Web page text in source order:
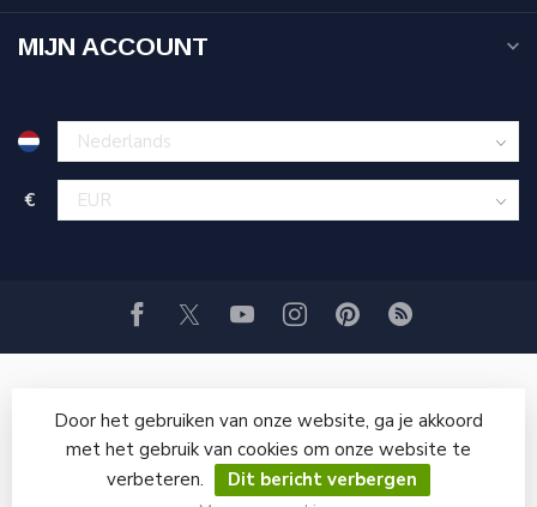
MIJN ACCOUNT
€
Door het gebruiken van onze website, ga je akkoord
met het gebruik van cookies om onze website te
verbeteren.
Dit bericht verbergen